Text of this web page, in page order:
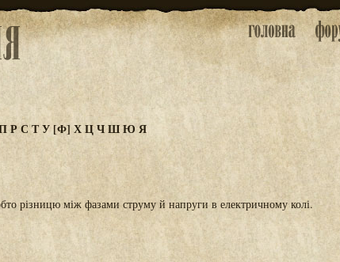
РСТУ [Ф] ХЦЧШЮ Я
різницю між фазами струму й напруги в електричному колі.